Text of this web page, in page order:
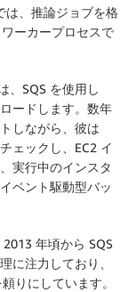
は、推論ジョブを格
ーカープロセスで
、SQS を使用し
ードします。数年
しながら、彼は
ェックし、EC2 イ
実行中のインスタ
ベント駆動型バッ
年頃から SQS
に注力しており、
りにしています。